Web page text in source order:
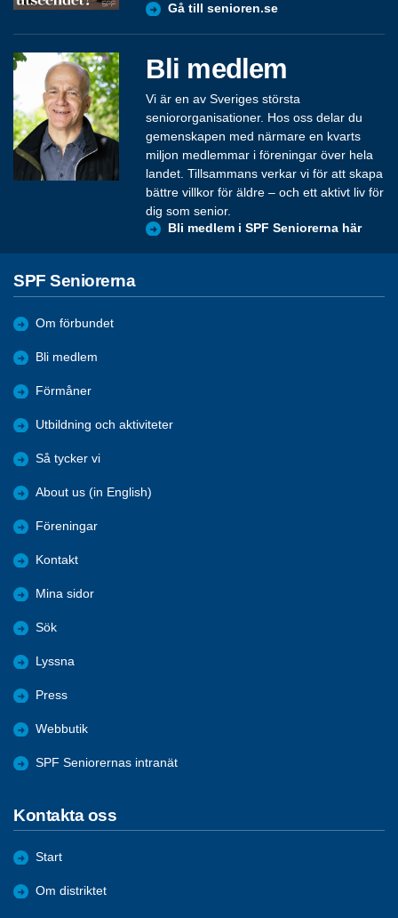
Gå till senioren.se
Bli medlem
Vi är en av Sveriges största
seniororganisationer. Hos oss delar du
gemenskapen med närmare en kvarts
miljon medlemmar i föreningar över hela
landet. Tillsammans verkar vi för att skapa
bättre villkor för äldre – och ett aktivt liv för
dig som senior.
Bli medlem i SPF Seniorerna här
SPF Seniorerna
Om förbundet
Bli medlem
Förmåner
Utbildning och aktiviteter
Så tycker vi
About us (in English)
Föreningar
Kontakt
Mina sidor
Sök
Lyssna
Press
Webbutik
SPF Seniorernas intranät
Kontakta oss
Start
Om distriktet